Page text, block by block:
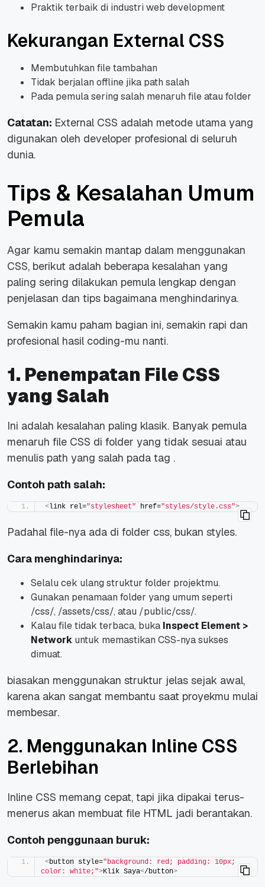
Praktik terbaik di industri web development
Kekurangan External CSS
Membutuhkan file tambahan
Tidak berjalan offline jika path salah
Pada pemula sering salah menaruh file atau folder
Catatan: External CSS adalah metode utama yang
digunakan oleh developer profesional di seluruh
dunia.
Tips & Kesalahan Umum
Pemula
Agar kamu semakin mantap dalam menggunakan
CSS, berikut adalah beberapa kesalahan yang
paling sering dilakukan pemula lengkap dengan
penjelasan dan tips bagaimana menghindarinya.
Semakin kamu paham bagian ini, semakin rapi dan
profesional hasil coding-mu nanti.
1. Penempatan File CSS
yang Salah
Ini adalah kesalahan paling klasik. Banyak pemula
menaruh file CSS di folder yang tidak sesuai atau
menulis path yang salah pada tag .
Contoh path salah:
<link rel="stylesheet" href="styles/style.css">
Padahal file-nya ada di folder css, bukan styles.
Cara menghindarinya:
Selalu cek ulang struktur folder projektmu.
Gunakan penamaan folder yang umum seperti
/css/, /assets/css/, atau /public/css/.
Kalau file tidak terbaca, buka Inspect Element >
Network untuk memastikan CSS-nya sukses
dimuat.
biasakan menggunakan struktur jelas sejak awal,
karena akan sangat membantu saat proyekmu mulai
membesar.
2. Menggunakan Inline CSS
Berlebihan
Inline CSS memang cepat, tapi jika dipakai terus-
menerus akan membuat file HTML jadi berantakan.
Contoh penggunaan buruk:
<button style="background: red; padding: 10px;
color: white;">Klik Saya</button>